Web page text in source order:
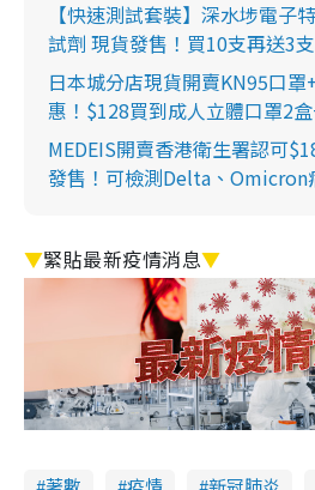
【快速測試套裝】深水埗電子
試劑 現貨發售！買10支再送3
日本城分店現貨開賣KN95口
惠！$128買到成人立體口罩2
MEDEIS開賣香港衛生署認可
發售！可檢測Delta、Omicron
▼緊貼最新疫情消息▼